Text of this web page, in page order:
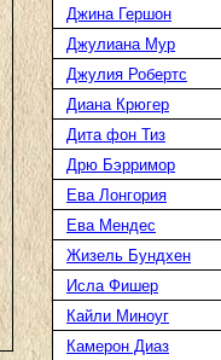
Джина Гершон
Джулиана Мур
Джулия Робертс
Диана Крюгер
Дита фон Тиз
Дрю Бэрримор
Ева Лонгория
Ева Мендес
Жизель Бундхен
Исла Фишер
Кайли Миноуг
Камерон Диаз